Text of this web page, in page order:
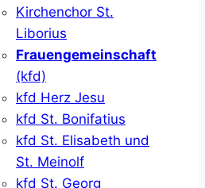
Kirchenchor St.
Liborius
Frauengemeinschaft
(kfd)
kfd Herz Jesu
kfd St. Bonifatius
kfd St. Elisabeth und
St. Meinolf
kfd St. Georg